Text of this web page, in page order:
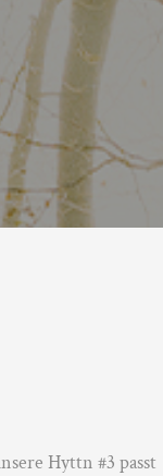
Hyttn #3 passt